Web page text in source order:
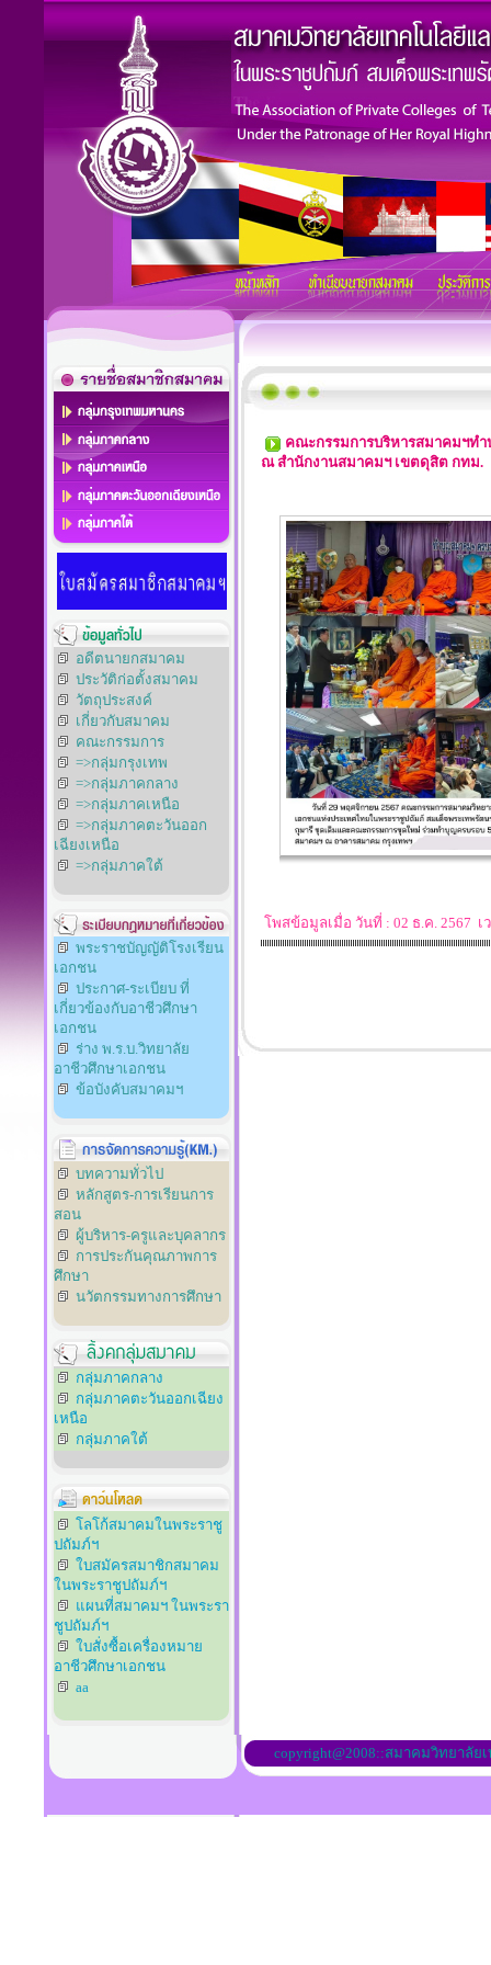
อดีตนายกสมาคม
ประวัติก่อตั้งสมาคม
วัตถุประสงค์
เกี่ยวกับสมาคม
คณะกรรมการ
=>กลุ่มกรุงเทพ
=>กลุ่มภาคกลาง
=>กลุ่มภาคเหนือ
=>กลุ่มภาคตะวันออก
เฉียงเหนือ
=>กลุ่มภาคใต้
พระราชบัญญัติโรงเรียน
เอกชน
ประกาศ-ระเบียบ ที่
เกี่ยวข้องกับอาชีวศึกษา
เอกชน
ร่าง พ.ร.บ.วิทยาลัย
อาชีวศึกษาเอกชน
ข้อบังคับสมาคมฯ
บทความทั่วไป
หลักสูตร-การเรียนการ
สอน
ผู้บริหาร-ครูและบุคลากร
การประกันคุณภาพการ
ศึกษา
นวัตกรรมทางการศึกษา
กลุ่มภาคกลาง
กลุ่มภาคตะวันออกเฉียง
เหนือ
กลุ่มภาคใต้
โลโก้สมาคมในพระราชู
ปถัมภ์ฯ
ใบสมัครสมาชิกสมาคม
ในพระราชูปถัมภ์ฯ
แผนที่สมาคมฯ ในพระรา
ชูปถัมภ์ฯ
ใบสั่งซื้อเครื่องหมาย
อาชีวศึกษาเอกชน
aa
คณะกรรมการบริหารสมาคมฯท
ณ สำนักงานสมาคมฯ เขตดุสิต กทม.
โพสข้อมูลเมื่อ วันที่ : 02 ธ.ค. 2567
copyright@2008::สมาคมวิทยาลั